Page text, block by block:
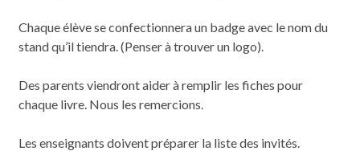
Chaque élève se confectionnera un badge avec le nom du
stand qu’il tiendra. (Penser à trouver un logo).
Des parents viendront aider à remplir les fiches pour
chaque livre. Nous les remercions.
Les enseignants doivent préparer la liste des invités.